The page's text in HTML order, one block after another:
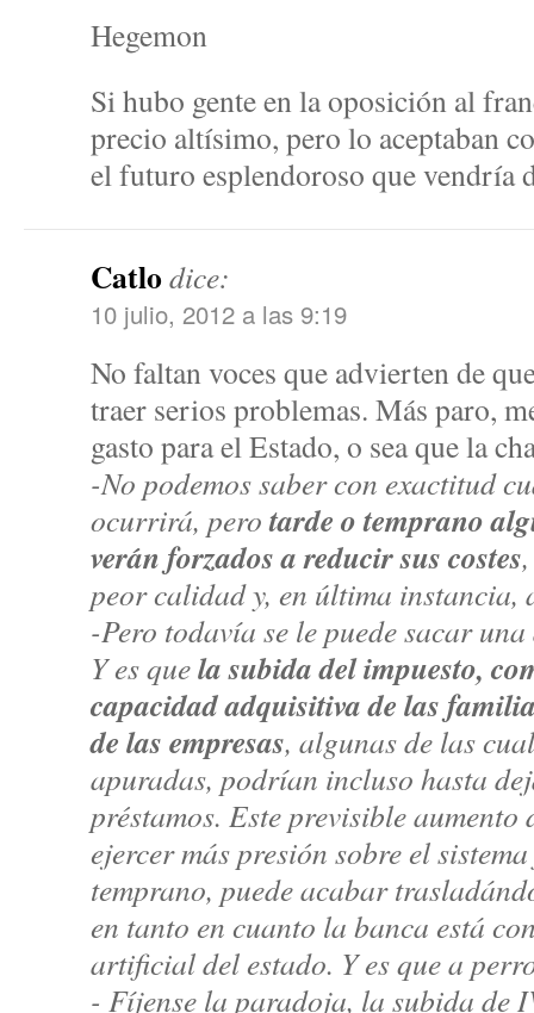
Hegemon
Si hubo gente en la oposición al
precio altísimo, pero lo aceptaban
el futuro esplendoroso que vendría
Catlodice:
10 julio, 2012 a las 9:19
No faltan voces que advierten de
traer serios problemas. Más paro,
gasto para el Estado, o sea que la
-No podemos saber con exactitud
ocurrirá, perotarde o temprano
verán forzados a reducir sus costes
peor calidad y, en última instancia,
-Pero todavía se le puede sacar
Y es quela subida del impuesto,
capacidad adquisitiva de las
de las empresas, algunas de las
apuradas, podrían incluso hasta
préstamos. Este previsible aumento
ejercer más presión sobre el
temprano, puede acabar
en tanto en cuanto la banca está
artificial del estado. Y es que a
- Fíjense la paradoja, la subida de